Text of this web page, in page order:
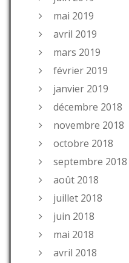
mai 2019
avril 2019
mars 2019
février 2019
janvier 2019
décembre 2018
novembre 2018
octobre 2018
septembre 2018
août 2018
juillet 2018
juin 2018
mai 2018
avril 2018